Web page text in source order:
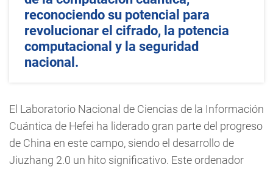
reconociendo su potencial para
revolucionar el cifrado, la potencia
computacional y la seguridad
nacional.
El Laboratorio Nacional de Ciencias de la Información
Cuántica de Hefei ha liderado gran parte del progreso
de China en este campo, siendo el desarrollo de
Jiuzhang 2.0 un hito significativo. Este ordenador